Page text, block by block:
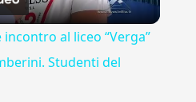
Video
al liceo “Verga”
Studenti del